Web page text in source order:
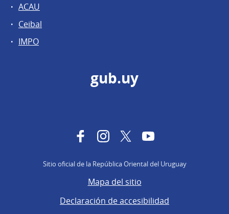
ACAU
Ceibal
IMPO
gub.uy
FacebookInstagram
TwitterYouTube
Sitio oficial de la República Oriental del Uruguay
Mapa del sitio
Declaración de accesibilidad